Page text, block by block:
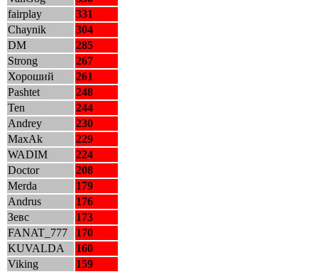
fairplay
331
Chaynik
304
DM
285
Strong
267
Хороший
261
Pashtet
248
Ten
244
Andrey
230
MaxAk
229
WADIM
224
Doctor
208
Merda
179
Andrus
176
Зевс
173
FANAT_777
170
KUVALDA
160
Viking
159